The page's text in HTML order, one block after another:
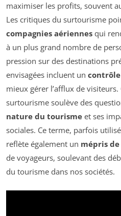
maximiser les profits, souvent
Les critiques du surtourisme
compagnies aériennes qui
à un plus grand nombre de
pression sur des destinations
envisagées incluent un
mieux gérer l’afflux de
surtourisme soulève des
nature du tourisme et ses
sociales. Ce terme, parfois
reflète également un mépris de
de voyageurs, soulevant des
du tourisme dans nos sociétés.